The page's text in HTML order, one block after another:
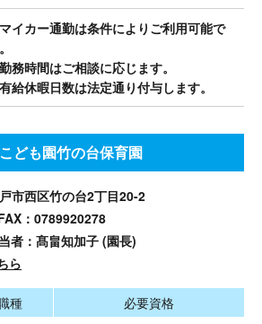
マイカー通勤は条件によりご利用可能で
勤務時間はご相談に応じます。
有給休暇日数は法定通り付与します。
ども園竹の台保育園
市西区竹の台2丁目20-2
：0789920278
者：髙畠知加子 (園長)
ら
種
必要資格